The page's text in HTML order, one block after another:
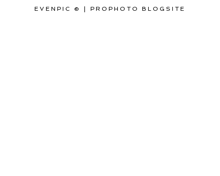
EVENPIC © PROPHOTO BLOGSITE